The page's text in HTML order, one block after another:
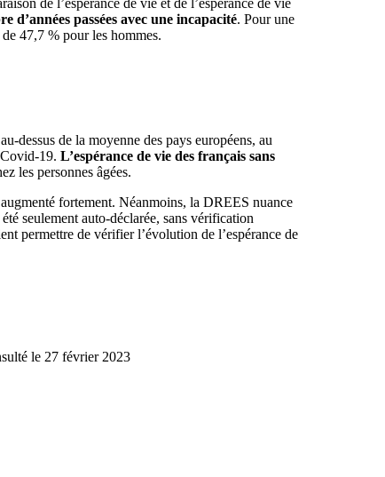
d’années passées avec une incapacité. Pour une
47,7 % pour les hommes.
dessus de la moyenne des pays européens, au
19. L’espérance de vie des français sans
les personnes âgées.
fortement. Néanmoins, la DREES nuance
seulement auto-déclarée, sans vérification
permettre de vérifier l’évolution de l’espérance de
le 27 février 2023